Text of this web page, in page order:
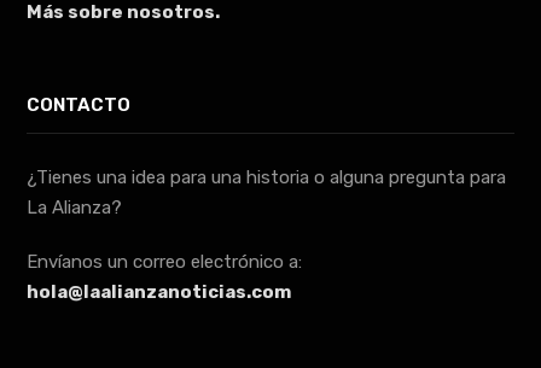
Más sobre nosotros.
CONTACTO
¿Tienes una idea para una historia o alguna pregunta para
La Alianza?
Envíanos un correo electrónico a:
hola@laalianzanoticias.com